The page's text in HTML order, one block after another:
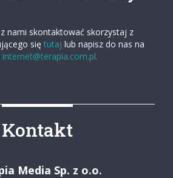
z nami skontaktować skorzystaj z
się tutaj lub napisz do nas na
internet@terapia.com.pl.
Kontakt
Media Sp. z o.o.